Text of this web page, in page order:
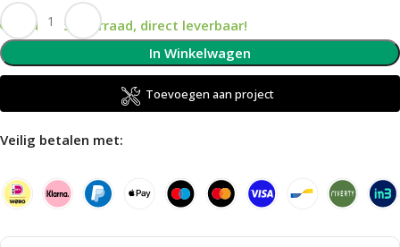
Op voorraad, direct leverbaar!
In Winkelwagen
Toevoegen aan project
Veilig betalen met: